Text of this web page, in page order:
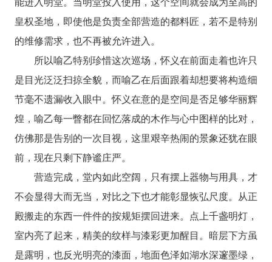
皇权圣地，即使他是负责全部营造的都料匠，若不是特别
的维修需求，也不再被允许进入。
所以喻乙特别珍惜这次巡场，怀义在前面走着也许只
是目光泛泛扫掠全貌，而喻乙在后面跟着却想要将构造细
节毫不遗漏收入眼中。怀义在意的是空间是否足够华丽辉
煌，喻乙每一瞥都在回忆落成的木作与心中图样的比对，
仿佛那是告别的一次目视，这里艰辛热闹的景象还犹在眼
前，现在只剩下静谧庄严。
营造完成，堂内如此空阔，只有摆上器物与用具，才
不会显得大而无当，对比之下也才能彰显恢弘尺度。从正
殿搬走的东西一件件的按规矩摆回进来。点上千盏明灯，
室内亮了起来，精美的纹样与漆彩更加醒目。暗层下方虽
是露明，也反光明亮的漆面，地面色泽如湖水深邃墨绿，